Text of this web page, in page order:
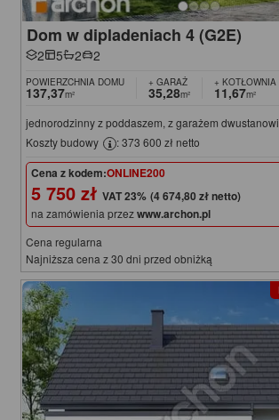
Dom w dipladeniach 4 (G2E)
2 5 2 2
POWIERZCHNIA DOMU
137,37m²
+ GARAŻ
35,28m²
+ KOTŁOWNIA
11,67m²
jednorodzinny z poddaszem, z garażem
Koszty budowy
: 373 600 zł netto
Cena z kodem:ONLINE200
5 750 zł (4 674,80 zł netto)
na zamówienia przezwww.archon.pl
Cena regularna
Najniższa cena z 30 dni przed obniżką